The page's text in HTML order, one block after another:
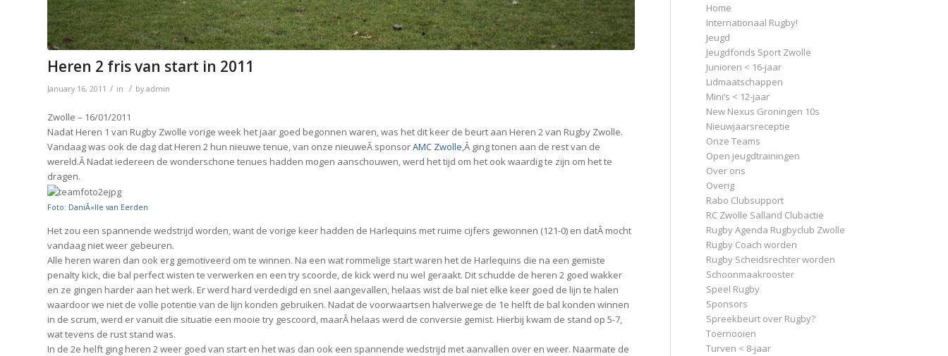
Heren 2 fris van start in 2011
January 16, 2011 / in / by admin
Zwolle – 16/01/2011
Nadat Heren 1 van Rugby Zwolle vorige week het jaar goed begonnen waren, was het dit keer de beurt aan Heren 2 van Rugby Zwolle.
Vandaag was ook de dag dat Heren 2 hun nieuwe tenue, van onze nieuweÂ sponsorAMC Zwolle,Â ging tonen aan de rest van de
wereld.Â Nadat iedereen de wonderschone tenues hadden mogen aanschouwen, werd het tijd om het ook waardig te zijn om het te
dragen.
Foto: DaniÃ«lle van Eerden
Het zou een spannende wedstrijd worden, want de vorige keer hadden de Harlequins met ruime cijfers gewonnen (121-0) en datÂ mocht
vandaag niet weer gebeuren.
Alle heren waren dan ook erg gemotiveerd om te winnen. Na een wat rommelige start waren het de Harlequins die na een gemiste
penalty kick, die bal perfect wisten te verwerken en een try scoorde, de kick werd nu wel geraakt. Dit schudde de heren 2 goed wakker
en ze gingen harder aan het werk. Er werd hard verdedigd en snel aangevallen, helaas wist de bal niet elke keer goed de lijn te halen
waardoor we niet de volle potentie van de lijn konden gebruiken. Nadat de voorwaartsen halverwege de 1e helft de bal konden winnen
in de scrum, werd er vanuit die situatie een mooie try gescoord, maarÂ helaas werd de conversie gemist. Hierbij kwam de stand op 5-7,
wat tevens de rust stand was.
In de 2e helft ging heren 2 weer goed van start en het was dan ook een spannende wedstrijd met aanvallen over en weer. Naarmate de
Home
Internationaal Rugby!
Jeugd
Jeugdfonds Sport Zwolle
Junioren < 16-jaar
Lidmaatschappen
Mini’s < 12-jaar
New Nexus Groningen 10s
Nieuwjaarsreceptie
Onze Teams
Open jeugdtrainingen
Over ons
Overig
Rabo Clubsupport
RC Zwolle Salland Clubactie
Rugby Agenda Rugbyclub Zwolle
Rugby Coach worden
Rugby Scheidsrechter worden
Schoonmaakrooster
Speel Rugby
Sponsors
Spreekbeurt over Rugby?
Toernooien
Turven < 8-jaar